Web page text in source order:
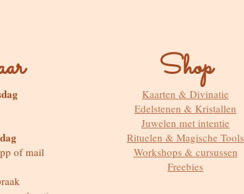
of mail
Shop
Kaarten & Divinatie
Edelstenen & Kristallen
Juwelen met intentie
Rituelen & Magische Tools
Workshops & cursussen
Freebies